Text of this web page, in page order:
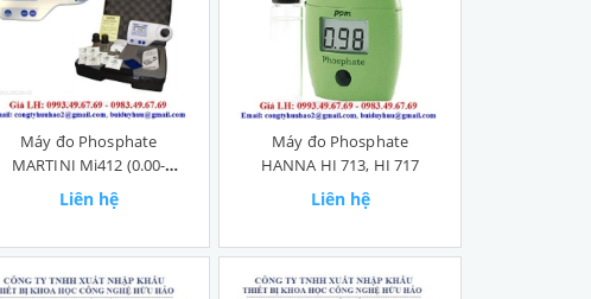
Máy đo Phosphate
MARTINI Mi412 (0.00-
2.50mg/l PO4)
Liên hệ
Máy đo Phosphate
HANNA HI 713, HI 717
Liên hệ